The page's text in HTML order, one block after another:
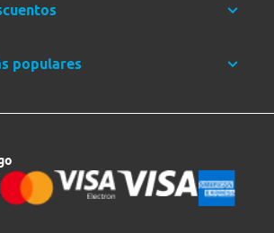
populares